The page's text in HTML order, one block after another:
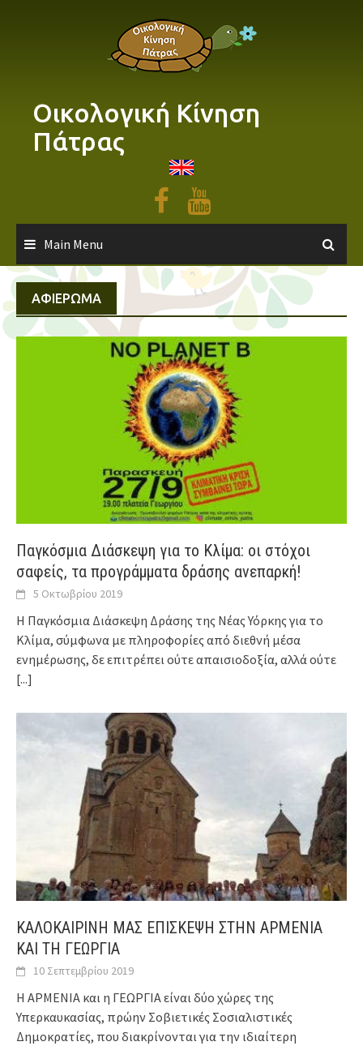
Οικολογική Κίνηση
Πάτρας
Main Menu
ΑΦΙΈΡΩΜΑ
Παγκόσμια Διάσκεψη για το Κλίμα: οι στόχοι
σαφείς, τα προγράμματα δράσης ανεπαρκή!
5 Οκτωβρίου 2019
Η Παγκόσμια Διάσκεψη Δράσης της Νέας Υόρκης για το
Κλίμα, σύμφωνα με πληροφορίες από διεθνή μέσα
ενημέρωσης, δε επιτρέπει ούτε απαισιοδοξία, αλλά ούτε
[...]
ΚΑΛΟΚΑΙΡΙΝΗ ΜΑΣ ΕΠΙΣΚΕΨΗ ΣΤΗΝ ΑΡΜΕΝΙΑ
ΚΑΙ ΤΗ ΓΕΩΡΓΙΑ
10 Σεπτεμβρίου 2019
Η ΑΡΜΕΝΙΑ και η ΓΕΩΡΓΙΑ είναι δύο χώρες της
Υπερκαυκασίας, πρώην Σοβιετικές Σοσιαλιστικές
Δημοκρατίες, που διακρίνονται για την ιδιαίτερη